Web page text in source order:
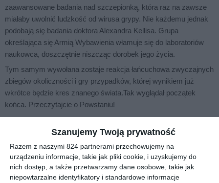
Szanujemy Twoją prywatność
Razem z naszymi 824 partnerami przechowujemy na
urządzeniu informacje, takie jak pliki cookie, i uzyskujemy do
nich dostęp, a także przetwarzamy dane osobowe, takie jak
niepowtarzalne identyfikatory i standardowe informacje
zaawansowane badania nad szczepionką, która raz na zawsze
miałaby uwolnić ludzkość od wirusa grypy. Nie każdemu jednak
podobają się badania doktora Alexandra Kellisa. Grupa
określająca się Armią Wybawienia włamuje się do laboratoriów
naukowca, doszczętnie niszcząc dorobek jego życia.
Tym samym wywołana zostaje reakcja łańcuchowa zwyczajnych
zbiegów okoliczności i gry przypadków, której wynikiem już
wkrótce będzie kres znanego świata.Tak wyglądał początek
końca. Przeczytajcie o Powstaniu!
Na sąsiedniej półce